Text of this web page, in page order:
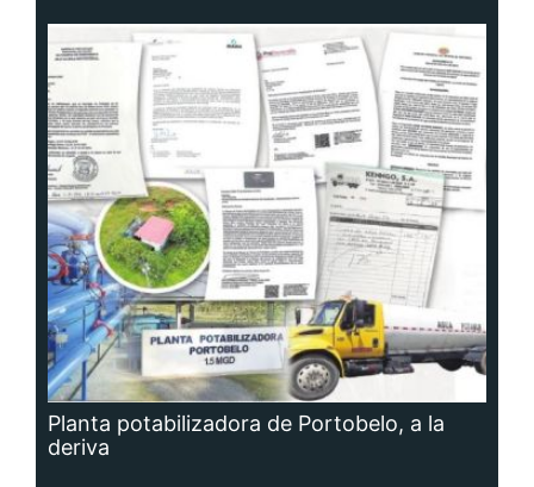
Planta potabilizadora de Portobelo, a la
deriva